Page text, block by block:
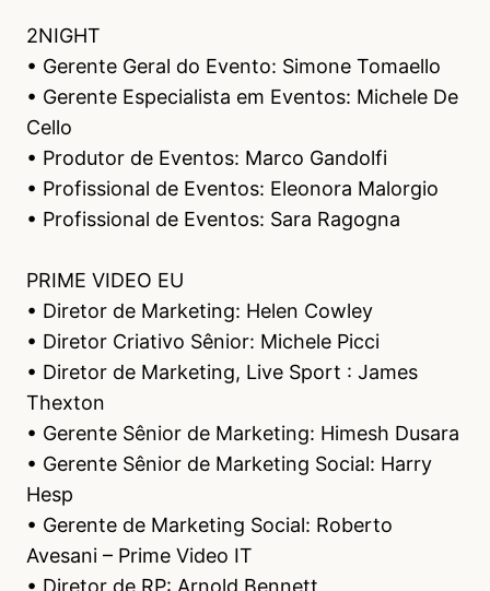
2NIGHT
• Gerente Geral do Evento: Simone Tomaello
• Gerente Especialista em Eventos: Michele De
Cello
• Produtor de Eventos: Marco Gandolfi
• Profissional de Eventos: Eleonora Malorgio
• Profissional de Eventos: Sara Ragogna
PRIME VIDEO EU
• Diretor de Marketing: Helen Cowley
• Diretor Criativo Sênior: Michele Picci
• Diretor de Marketing, Live Sport : James
Thexton
• Gerente Sênior de Marketing: Himesh Dusara
• Gerente Sênior de Marketing Social: Harry
Hesp
• Gerente de Marketing Social: Roberto
Avesani – Prime Video IT
• Diretor de RP: Arnold Bennett